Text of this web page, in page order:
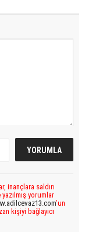
inançlara saldırı
yorumlar
’un
kişiyi bağlayıcı